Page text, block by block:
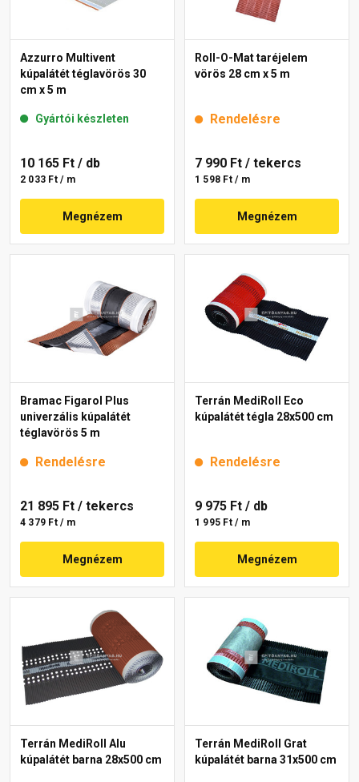
Azzurro Multivent
kúpalátét téglavörös 30
cm x 5 m
Gyártói készleten
10 165 Ft / db
2 033 Ft / m
Megnézem
Roll-O-Mat taréjelem
vörös 28 cm x 5 m
Rendelésre
7 990 Ft / tekercs
1 598 Ft / m
Megnézem
Bramac Figarol Plus
univerzális kúpalátét
téglavörös 5 m
Rendelésre
21 895 Ft / tekercs
4 379 Ft / m
Megnézem
Terrán MediRoll Eco
kúpalátét tégla 28x500 cm
Rendelésre
9 975 Ft / db
1 995 Ft / m
Megnézem
Terrán MediRoll Alu
kúpalátét barna 28x500 cm
Terrán MediRoll Grat
kúpalátét barna 31x500 cm